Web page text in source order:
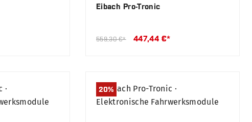
Eibach Pro-Tronic
559,30 €* 447,44 €*
20%